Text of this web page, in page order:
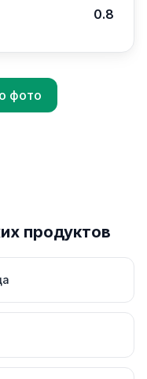
0.8
фото
продуктов